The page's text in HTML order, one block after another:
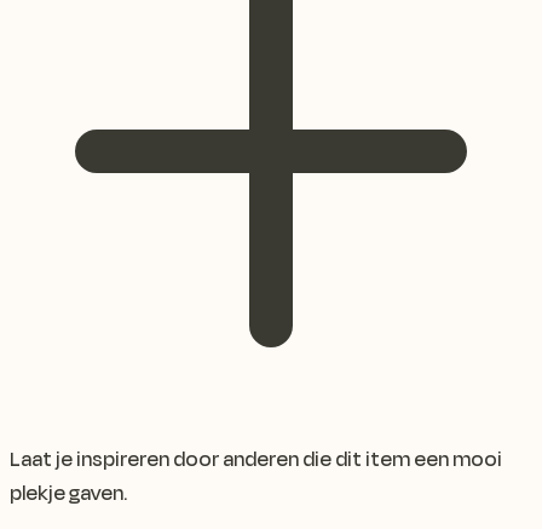
Laat je inspireren door anderen die dit item een mooi
plekje gaven.